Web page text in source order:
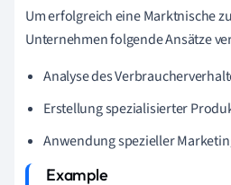
Um erfolgreich eine Marktnische
Unternehmen folgende Ansätze
Analyse des
Erstellung spezialisierter
Anwendung spezieller